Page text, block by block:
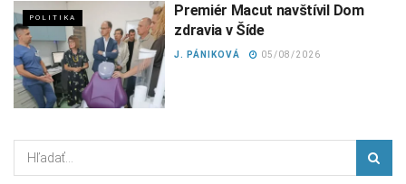
POLITIKA
Premiér Macut navštívil Dom
zdravia v Šíde
J. PÁNIKOVÁ 05/08/2026